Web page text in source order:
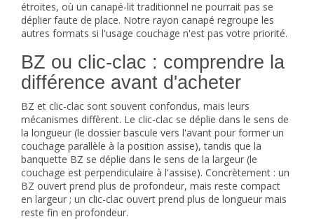
étroites, où un canapé-lit traditionnel ne pourrait pas se
déplier faute de place. Notre rayon canapé regroupe les
autres formats si l'usage couchage n'est pas votre priorité.
BZ ou clic-clac : comprendre la
différence avant d'acheter
BZ et clic-clac sont souvent confondus, mais leurs
mécanismes diffèrent. Le clic-clac se déplie dans le sens de
la longueur (le dossier bascule vers l'avant pour former un
couchage parallèle à la position assise), tandis que la
banquette BZ se déplie dans le sens de la largeur (le
couchage est perpendiculaire à l'assise). Concrètement : un
BZ ouvert prend plus de profondeur, mais reste compact
en largeur ; un clic-clac ouvert prend plus de longueur mais
reste fin en profondeur.